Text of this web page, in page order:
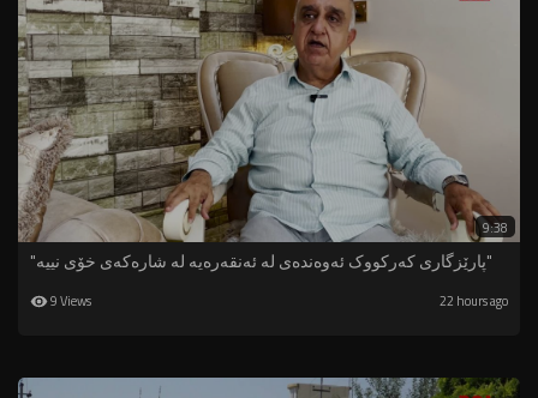
9:38
"پارێزگاری کەرکووک ئەوەندەی لە ئەنقەرەیە لە شارەکەی خۆی نییە"
9 Views 22 hours ago